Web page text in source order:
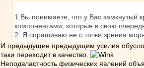
1.Вы понимаете, что у Вас замкнутый
компонентами, которые в свою
2. Я спрашиваю не с точки зрения
И предыдущие предыдущим усилия
таки переходит в качество.
Неподвластность физических явлений